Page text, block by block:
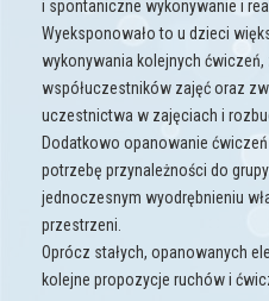
i spontaniczne wykonywanie i
Wyeksponowało to u dzieci
wykonywania kolejnych
współuczestników zajęć oraz
uczestnictwa w zajęciach i
Dodatkowo opanowanie
potrzebę przynależności do
jednoczesnym wyodrębnieniu
przestrzeni.
Oprócz stałych, opanowanych
kolejne propozycje ruchów i